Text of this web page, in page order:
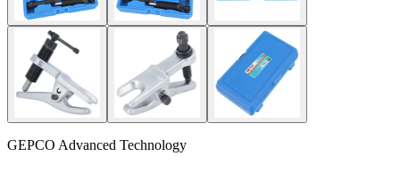
GEPCO Advanced Technology